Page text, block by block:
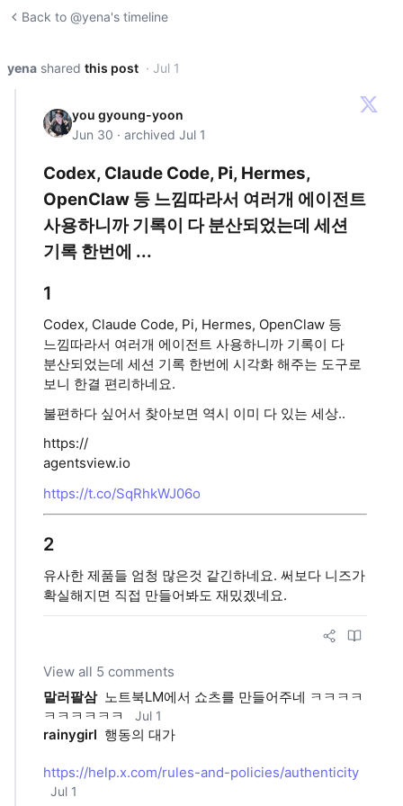
Back to @yena's timeline
yena shared this post · Jul 1
you gyoung-yoon
Jun 30 · archived Jul 1
Codex, Claude Code, Pi, Hermes,
OpenClaw 등 느낌따라서 여러개 에이전트
사용하니까 기록이 다 분산되었는데 세션
기록 한번에 ...
1
Codex, Claude Code, Pi, Hermes, OpenClaw 등
느낌따라서 여러개 에이전트 사용하니까 기록이 다
분산되었는데 세션 기록 한번에 시각화 해주는 도구로
보니 한결 편리하네요.
불편하다 싶어서 찾아보면 역시 이미 다 있는 세상..
https://
agentsview.io
https://t.co/SqRhkWJ06o
2
유사한 제품들 엄청 많은것 같긴하네요. 써보다 니즈가
확실해지면 직접 만들어봐도 재밌겠네요.
View all 5 comments
말러팔삼 노트북LM에서 쇼츠를 만들어주네 ㅋㅋㅋㅋ
ㅋㅋㅋㅋㅋㅋ
Jul 1
rainygirl 행동의 대가
https://help.x.com/rules-and-policies/authenticity
Jul 1